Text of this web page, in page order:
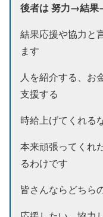
後者は 努力→結
結果応援や協力と
ます
人を紹介する、お
支援する
時給上げてくれ
本来頑張ってくれ
るわけです
皆さんならどちら